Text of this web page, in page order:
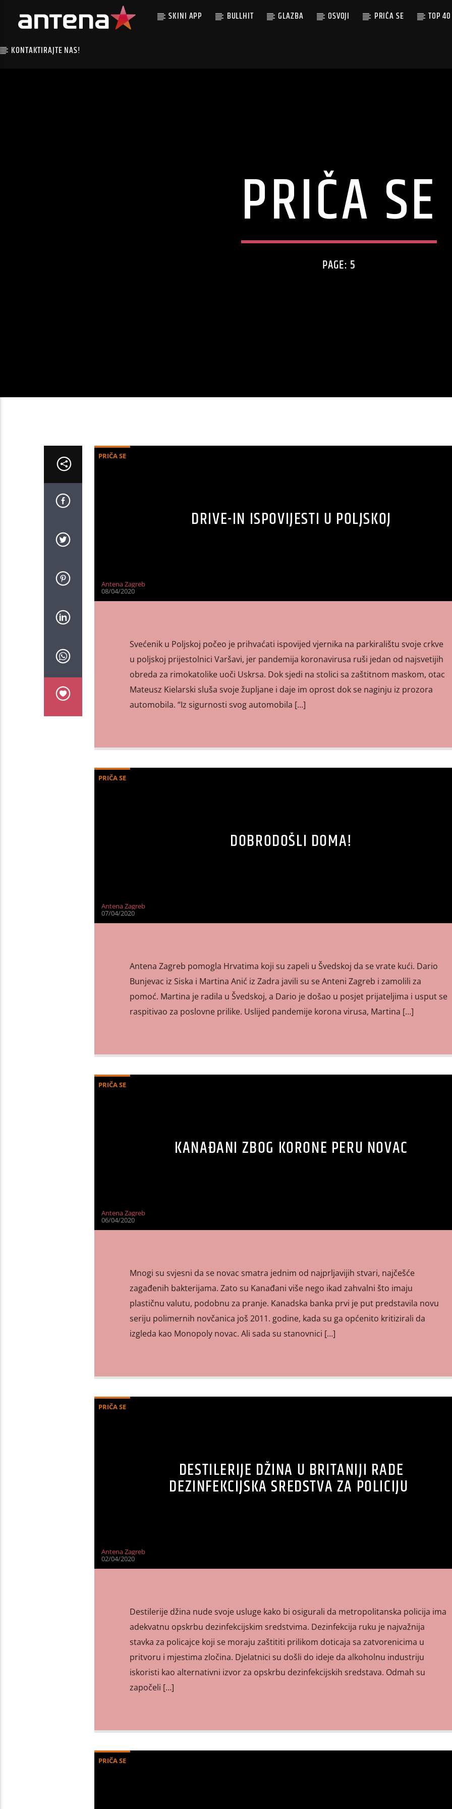
SKINI APP BULLHIT GLAZBA OSVOJI PRIČA SE TOP 40
KONTAKTIRAJTE NAS!
PRIČA SE
PAGE: 5
PRIČA SE
DRIVE-IN ISPOVIJESTI U POLJSKOJ
Antena Zagreb
08/04/2020
Svećenik u Poljskoj počeo je prihvaćati ispovijed vjernika na parkiralištu svoje crkve
u poljskoj prijestolnici Varšavi, jer pandemija koronavirusa ruši jedan od najsvetijih
obreda za rimokatolike uoči Uskrsa. Dok sjedi na stolici sa zaštitnom maskom, otac
Mateusz Kielarski sluša svoje župljane i daje im oprost dok se naginju iz prozora
automobila. “Iz sigurnosti svog automobila […]
PRIČA SE
DOBRODOŠLI DOMA!
Antena Zagreb
07/04/2020
Antena Zagreb pomogla Hrvatima koji su zapeli u Švedskoj da se vrate kući. Dario
Bunjevac iz Siska i Martina Anić iz Zadra javili su se Anteni Zagreb i zamolili za
pomoć. Martina je radila u Švedskoj, a Dario je došao u posjet prijateljima i usput se
raspitivao za poslovne prilike. Uslijed pandemije korona virusa, Martina […]
PRIČA SE
KANAĐANI ZBOG KORONE PERU NOVAC
Antena Zagreb
06/04/2020
Mnogi su svjesni da se novac smatra jednim od najprljavijih stvari, najčešće
zagađenih bakterijama. Zato su Kanađani više nego ikad zahvalni što imaju
plastičnu valutu, podobnu za pranje. Kanadska banka prvi je put predstavila novu
seriju polimernih novčanica još 2011. godine, kada su ga općenito kritizirali da
izgleda kao Monopoly novac. Ali sada su stanovnici […]
PRIČA SE
DESTILERIJE DŽINA U BRITANIJI RADE
DEZINFEKCIJSKA SREDSTVA ZA POLICIJU
Antena Zagreb
02/04/2020
Destilerije džina nude svoje usluge kako bi osigurali da metropolitanska policija ima
adekvatnu opskrbu dezinfekcijskim sredstvima. Dezinfekcija ruku je najvažnija
stavka za policajce koji se moraju zaštititi prilikom doticaja sa zatvorenicima u
pritvoru i mjestima zločina. Djelatnici su došli do ideje da alkoholnu industriju
iskoristi kao alternativni izvor za opskrbu dezinfekcijskih sredstava. Odmah su
započeli […]
PRIČA SE